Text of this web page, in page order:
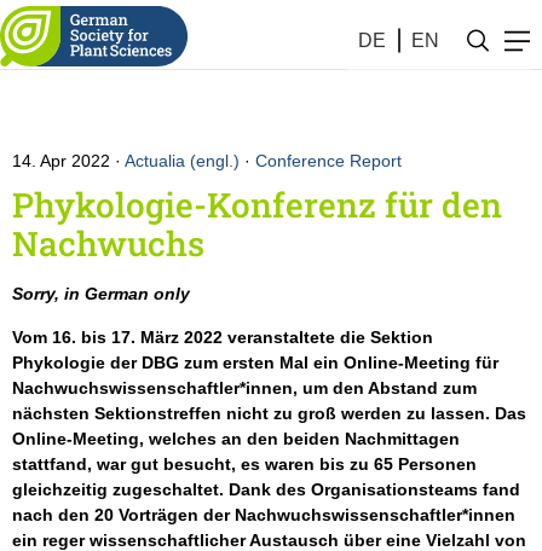
DE EN
14. Apr 2022 Actualia (engl.) · Conference Report
Phykologie-Konferenz für den
Nachwuchs
Sorry, in German only
Vom 16. bis 17. März 2022 veranstaltete die Sektion
Phykologie der DBG zum ersten Mal ein Online-Meeting für
Nachwuchswissenschaftler*innen, um den Abstand zum
nächsten Sektionstreffen nicht zu groß werden zu lassen. Das
Online-Meeting, welches an den beiden Nachmittagen
stattfand, war gut besucht, es waren bis zu 65 Personen
gleichzeitig zugeschaltet. Dank des Organisationsteams fand
nach den 20 Vorträgen der Nachwuchswissenschaftler*innen
ein reger wissenschaftlicher Austausch über eine Vielzahl von